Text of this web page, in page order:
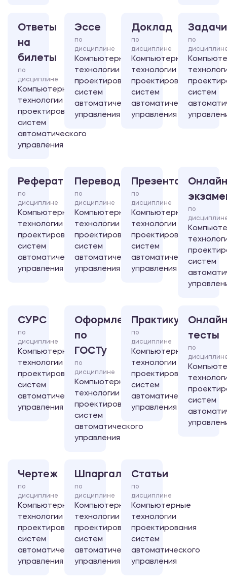
Ответы
на
билеты
по
дисциплине
Компьютерные
технологии
проектирования
систем
автоматического
управления
Эссе
по
дисциплине
Компьютерные
технологии
проектирования
систем
автоматического
управления
Доклад
по
дисциплине
Компьютерные
технологии
проектирования
систем
автоматического
управления
Задачи
по
систем
Реферат
по
дисциплине
Компьютерные
технологии
проектирования
систем
автоматического
управления
Перевод
по
дисциплине
Компьютерные
технологии
проектирования
систем
автоматического
управления
Презентация
по
дисциплине
Компьютерные
технологии
проектирования
систем
автоматического
управления
по
систем
СУРС
по
дисциплине
Компьютерные
технологии
проектирования
систем
автоматического
управления
Оформление
по
ГОСТу
по
дисциплине
Компьютерные
технологии
проектирования
систем
автоматического
управления
Практикум
по
дисциплине
Компьютерные
технологии
проектирования
систем
автоматического
управления
тесты
по
систем
Чертеж
по
дисциплине
Компьютерные
технологии
проектирования
систем
автоматического
управления
Шпаргалка
по
дисциплине
Компьютерные
технологии
проектирования
систем
автоматического
управления
Статьи
по
дисциплине
Компьютерные
технологии
проектирования
систем
автоматического
управления